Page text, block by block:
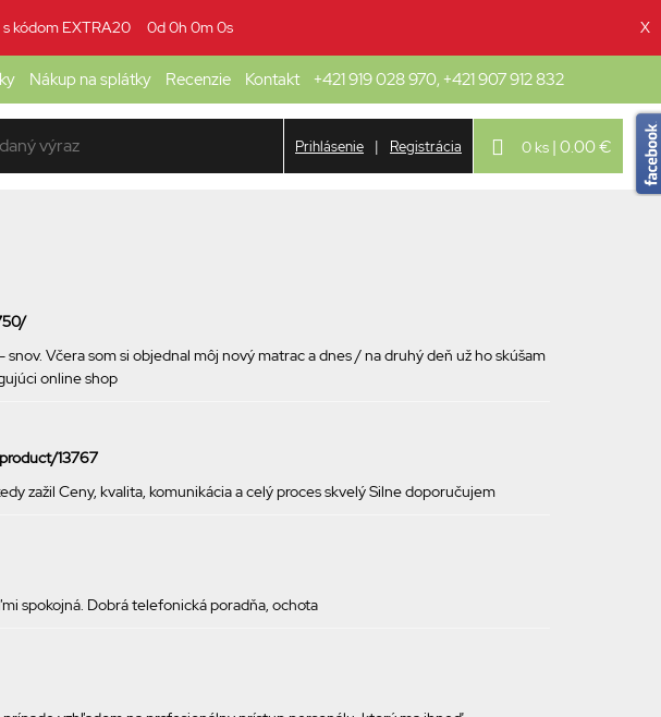
s kódom EXTRA20 0d 0h 0m 0s X
Nákup na splátky Recenzie Kontakt +421 919 028 970, +421 907 912 832
0 ks | 0.00 €
Prihlásenie | Registrácia
Včera som si objednal môj nový matrac a dnes / na druhý deň už ho skúšam
online shop
13767
zažil Ceny, kvalita, komunikácia a celý proces skvelý Silne doporučujem
spokojná. Dobrá telefonická poradňa, ochota